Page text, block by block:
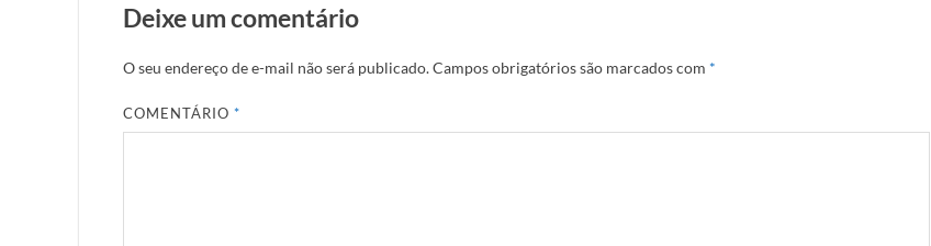
Deixe um comentário
O seu endereço de e-mail não será publicado.Campos obrigatórios são marcados com *
COMENTÁRIO*